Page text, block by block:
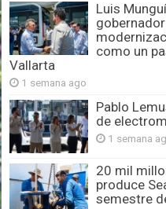
Luis
como un
Vallarta
1 semana ago
Pablo
de
1 semana
20 mil
produce
semestre